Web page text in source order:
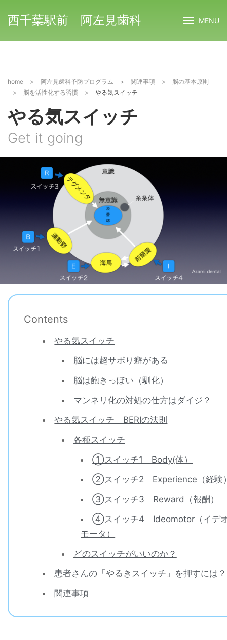
西千葉駅前 阿左見歯科 MENU
home > 阿左見歯科予防プログラム > 関連事項 >
脳の基本原則
>
脳を活性化する習慣 > やる気スイッチ
やる気スイッチ
Get it going
Contents
やる気スイッチ
脳には超サボり癖がある
脳は飽きっぽい（馴化）
マンネリ化の対処の仕方はダイジ？
やる気スイッチ BERIの法則
各種スイッチ
①スイッチ1 Body(体）
②スイッチ2 Experience（経験
③スイッチ3 Reward（報酬）
④スイッチ4 Ideomotor（イデ
モータ）
どのスイッチがいいのか？
患者さんの「やるきスイッチ」を押すには？
関連事項